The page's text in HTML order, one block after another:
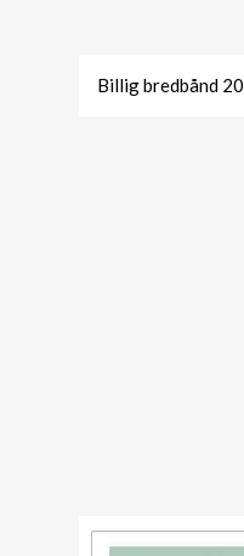
Billig bredbånd